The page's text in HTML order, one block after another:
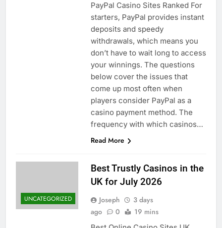
PayPal Casino Sites Ranked For
starters, PayPal provides instant
deposits and speedy
withdrawals, which means you
don’t have to wait long to access
your winnings. The questions
below cover the issues that
come up most often when
players consider PayPal as a
casino payment method. The
frequency with which casinos…
Read More
UNCATEGORIZED
Best Trustly Casinos in the
UK for July 2026
Joseph
3 days
ago
0 19 mins